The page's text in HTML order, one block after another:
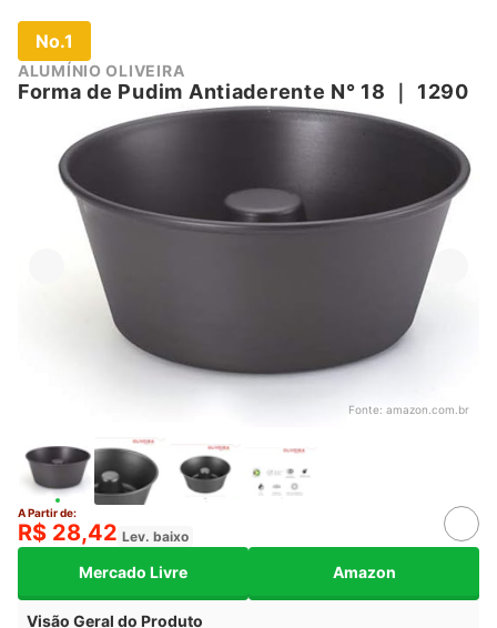
No.1
ALUMÍNIO OLIVEIRA
Forma de Pudim Antiaderente N° 18 1290
Fonte: amazon.com.br
A Partir de:
R$ 28,42 Lev. baixo
Mercado Livre Amazon
Visão Geral do Produto